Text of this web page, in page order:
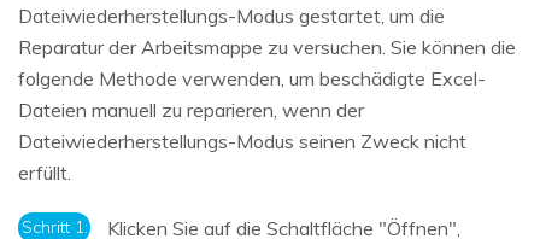
Dateiwiederherstellungs-Modus gestartet, um die
Reparatur der Arbeitsmappe zu versuchen. Sie können die
folgende Methode verwenden, um beschädigte Excel-
Dateien manuell zu reparieren, wenn der
Dateiwiederherstellungs-Modus seinen Zweck nicht
erfüllt.
Schritt 1: Klicken Sie auf die Schaltfläche "Öffnen",